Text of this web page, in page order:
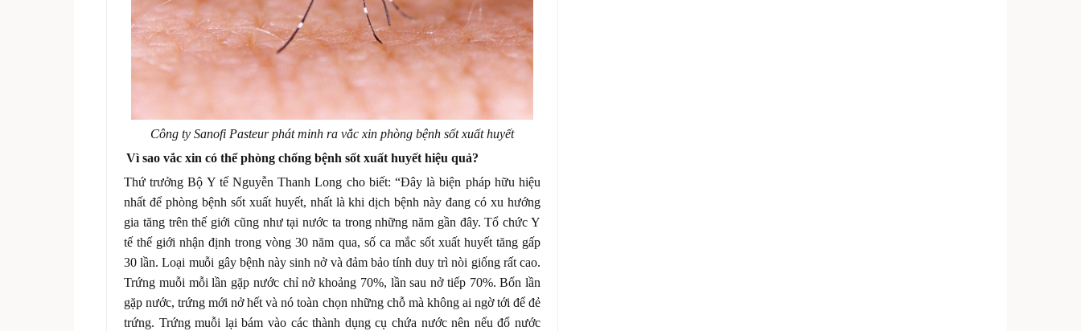
Công ty Sanofi Pasteur phát minh ra vắc xin phòng bệnh sốt xuất huyết
Vì sao vắc xin có thể phòng chống bệnh sốt xuất huyết hiệu quả?
Thứ trưởng Bộ Y tế Nguyễn Thanh Long cho biết: “Đây là biện pháp hữu hiệu
nhất để phòng bệnh sốt xuất huyết, nhất là khi dịch bệnh này đang có xu hướng
gia tăng trên thế giới cũng như tại nước ta trong những năm gần đây. Tổ chức Y
tế thế giới nhận định trong vòng 30 năm qua, số ca mắc sốt xuất huyết tăng gấp
30 lần. Loại muỗi gây bệnh này sinh nở và đảm bảo tính duy trì nòi giống rất cao.
Trứng muỗi mỗi lần gặp nước chỉ nở khoảng 70%, lần sau nở tiếp 70%. Bốn lần
gặp nước, trứng mới nở hết và nó toàn chọn những chỗ mà không ai ngờ tới để đẻ
trứng. Trứng muỗi lại bám vào các thành dụng cụ chứa nước nên nếu đổ nước